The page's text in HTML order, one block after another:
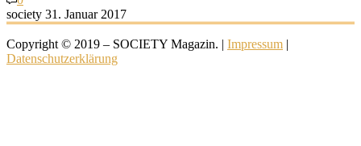
society 31. Januar 2017
Copyright © 2019 – SOCIETY Magazin. | Impressum |
Datenschutzerklärung